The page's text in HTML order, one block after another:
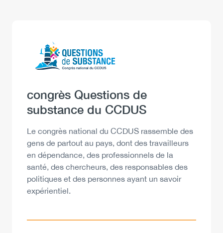
CCDUS
Heading
congrès Questions de
substance du CCDUS
Description
Le congrès national du CCDUS rassemble des
gens de partout au pays, dont des travailleurs
en dépendance, des professionnels de la
santé, des chercheurs, des responsables des
politiques et des personnes ayant un savoir
expérientiel.